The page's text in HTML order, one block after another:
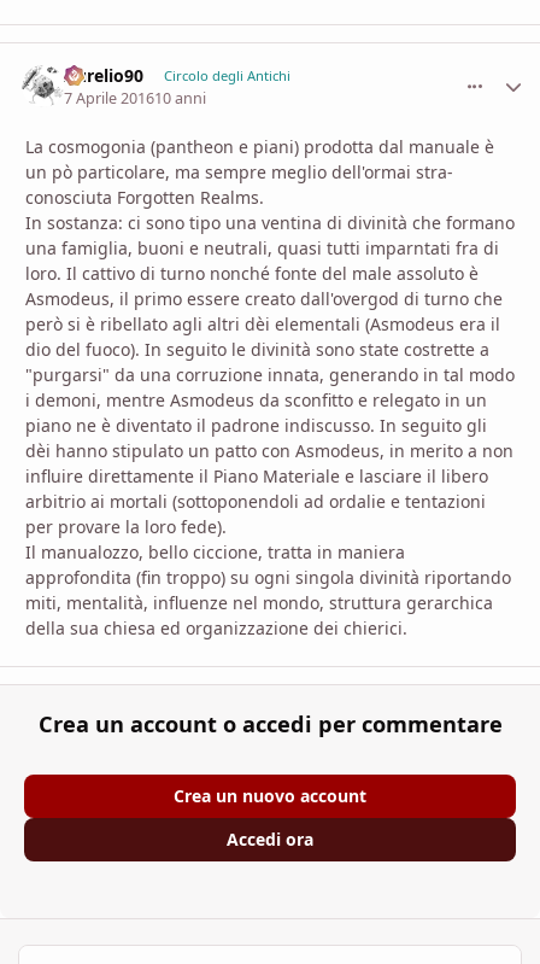
Aurelio90 Circolo degli Antichi
7 Aprile 201610 anni
La cosmogonia (pantheon e piani) prodotta dal manuale è
un pò particolare, ma sempre meglio dell'ormai stra-
conosciuta Forgotten Realms.
In sostanza: ci sono tipo una ventina di divinità che formano
una famiglia, buoni e neutrali, quasi tutti imparntati fra di
loro. Il cattivo di turno nonché fonte del male assoluto è
Asmodeus, il primo essere creato dall'overgod di turno che
però si è ribellato agli altri dèi elementali (Asmodeus era il
dio del fuoco). In seguito le divinità sono state costrette a
"purgarsi" da una corruzione innata, generando in tal modo
i demoni, mentre Asmodeus da sconfitto e relegato in un
piano ne è diventato il padrone indiscusso. In seguito gli
dèi hanno stipulato un patto con Asmodeus, in merito a non
influire direttamente il Piano Materiale e lasciare il libero
arbitrio ai mortali (sottoponendoli ad ordalie e tentazioni
per provare la loro fede).
Il manualozzo, bello ciccione, tratta in maniera
approfondita (fin troppo) su ogni singola divinità riportando
miti, mentalità, influenze nel mondo, struttura gerarchica
della sua chiesa ed organizzazione dei chierici.
Crea un account o accedi per commentare
Crea un nuovo account
Accedi ora